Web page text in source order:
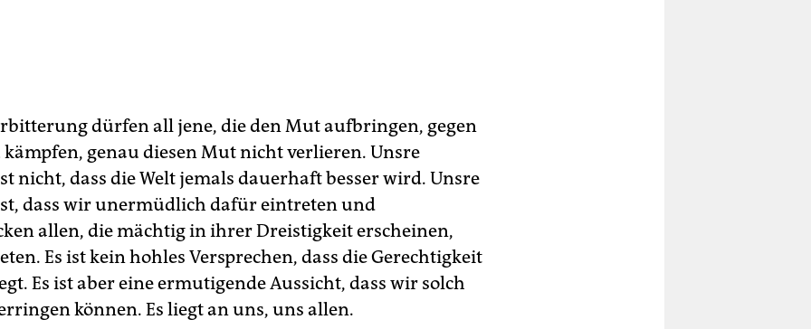
dürfen all jene, die den Mut aufbringen, gegen
genau diesen Mut nicht verlieren. Unsre
nicht, dass die Welt jemals dauerhaft besser wird. Unsre
dass wir unermüdlich dafür eintreten und
allen, die mächtig in ihrer Dreistigkeit erscheinen,
Es ist kein hohles Versprechen, dass die Gerechtigkeit
Es ist aber eine ermutigende Aussicht, dass wir solch
können. Es liegt an uns, uns allen.